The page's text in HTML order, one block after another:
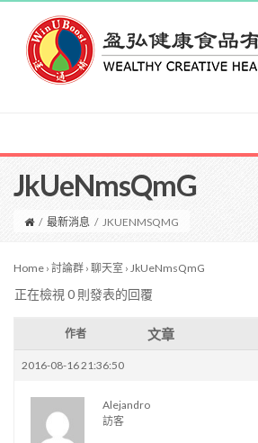
JkUeNmsQmG
/ 最新消息 / JKUENMSQMG
Home › 討論群 › 聊天室 › JkUeNmsQmG
正在檢視 0 則發表的回覆
作者 文章
2016-08-16 21:36:50
Alejandro
訪客